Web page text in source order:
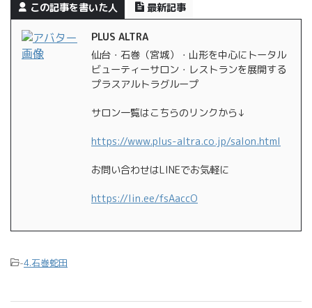
この記事を書いた人 最新記事
PLUS ALTRA
仙台・石巻（宮城）・山形を中心にトータル
ビューティーサロン・レストランを展開する
プラスアルトラグループ
サロン一覧はこちらのリンクから↓
https://www.plus-altra.co.jp/salon.html
お問い合わせはLINEでお気軽に
https://lin.ee/fsAaccO
-4.石巻蛇田